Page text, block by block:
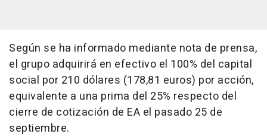
Según se ha informado mediante nota de prensa,
el grupo adquirirá en efectivo el 100% del capital
social por 210 dólares (178,81 euros) por acción,
equivalente a una prima del 25% respecto del
cierre de cotización de EA el pasado 25 de
septiembre.